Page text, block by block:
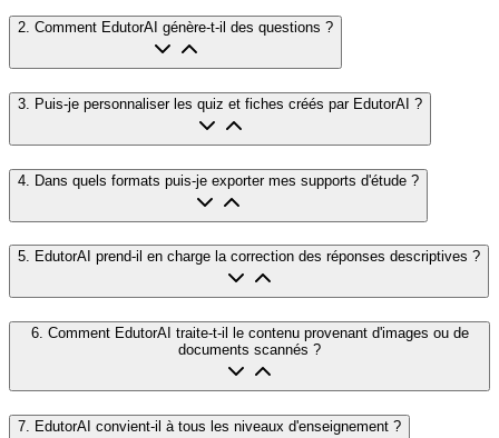
2. Comment EdutorAI génère-t-il des questions ?
3 Puis-je personnaliser les quiz et fiches créés par EdutorAI ?
4 Dans quels formats puis-je exporter mes supports d'étude ?
5. EdutorAI prend-il en charge la correction des réponses descriptives ?
6. Comment EdutorAI traite-t-il le contenu provenant d'images ou de
documents scannés ?
7 EdutorAI convient-il à tous les niveaux d'enseignement ?